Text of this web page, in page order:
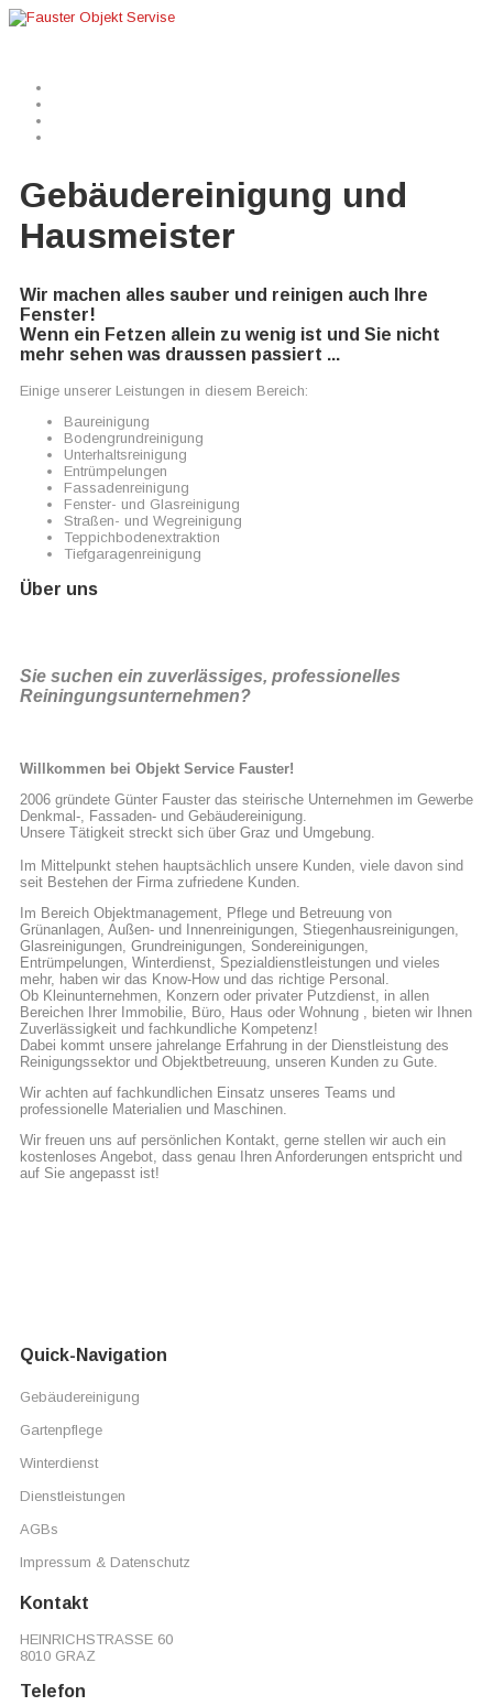
Gebäudereinigung und
Hausmeister
Wir machen alles sauber und reinigen auch Ihre
Fenster!
Wenn ein Fetzen allein zu wenig ist und Sie nicht
mehr sehen was draussen passiert ...
Einige unserer Leistungen in diesem Bereich:
Baureinigung
Bodengrundreinigung
Unterhaltsreinigung
Entrümpelungen
Fassadenreinigung
Fenster- und Glasreinigung
Straßen- und Wegreinigung
Teppichbodenextraktion
Tiefgaragenreinigung
Über uns
Sie suchen ein zuverlässiges, professionelles
Reiningungsunternehmen?
Willkommen bei Objekt Service Fauster!
2006 gründete Günter Fauster das steirische Unternehmen im Gewerbe
Denkmal-, Fassaden- und Gebäudereinigung.
Unsere Tätigkeit streckt sich über Graz und Umgebung.
Im Mittelpunkt stehen hauptsächlich unsere Kunden, viele davon sind
seit Bestehen der Firma zufriedene Kunden.
Im Bereich Objektmanagement, Pflege und Betreuung von
Grünanlagen, Außen- und Innenreinigungen, Stiegenhausreinigungen,
Glasreinigungen, Grundreinigungen, Sondereinigungen,
Entrümpelungen, Winterdienst, Spezialdienstleistungen und vieles
mehr, haben wir das Know-How und das richtige Personal.
Ob Kleinunternehmen, Konzern oder privater Putzdienst, in allen
Bereichen Ihrer Immobilie, Büro, Haus oder Wohnung , bieten wir Ihnen
Zuverlässigkeit und fachkundliche Kompetenz!
Dabei kommt unsere jahrelange Erfahrung in der Dienstleistung des
Reinigungssektor und Objektbetreuung, unseren Kunden zu Gute.
Wir achten auf fachkundlichen Einsatz unseres Teams und
professionelle Materialien und Maschinen.
Wir freuen uns auf persönlichen Kontakt, gerne stellen wir auch ein
kostenloses Angebot, dass genau Ihren Anforderungen entspricht und
auf Sie angepasst ist!
Quick-Navigation
Gebäudereinigung
Gartenpflege
Winterdienst
Dienstleistungen
AGBs
Impressum & Datenschutz
Kontakt
HEINRICHSTRASSE 60
8010 GRAZ
Telefon